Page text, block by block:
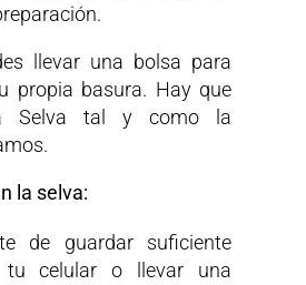
llevar una bolsa para
propia basura. Hay que
Selva tal y como la
la selva:
de guardar suficiente
celular o llevar una